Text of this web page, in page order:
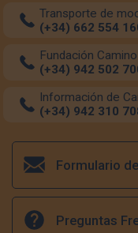
Transporte de
(+34) 662 554
Fundación
(+34) 942 502
Información de
(+34) 942 310
Formulario
Preguntas